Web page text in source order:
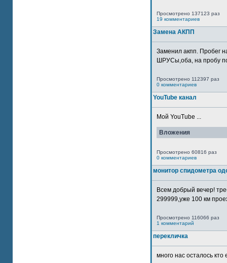
Просмотрено 137123 раз
19 комментариев
Замена АКПП
Заменил акпп. Пробег
ШРУСы,оба, на пробу
Просмотрено 112397 раз
0 комментариев
YouTube канал
Мой YouTube ...
Вложения
Просмотрено 60816 раз
0 комментариев
монитор спидометра
Всем добрый вечер!
299999,уже 100 км
Просмотрено 116066 раз
1 комментарий
перекличка
много нас осталось